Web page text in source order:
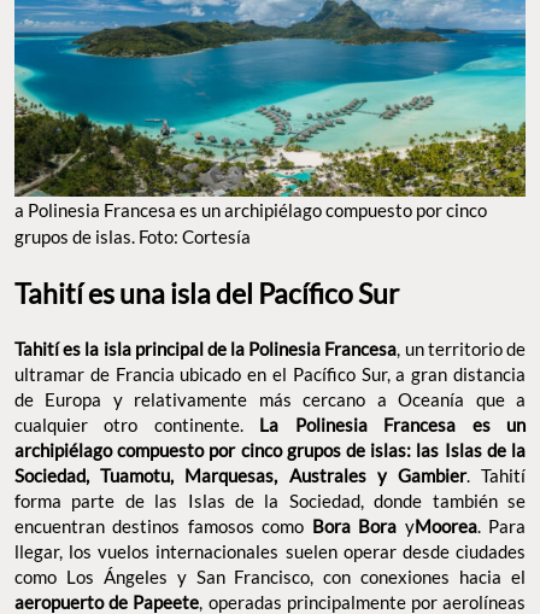
a Polinesia Francesa es un archipiélago compuesto por cinco
grupos de islas. Foto: Cortesía
Tahití es una isla del Pacífico Sur
Tahití es la isla principal de la Polinesia Francesa, un territorio de
ultramar de Francia ubicado en el Pacífico Sur, a gran distancia
de Europa y relativamente más cercano a Oceanía que a
cualquier otro continente. La Polinesia Francesa es un
archipiélago compuesto por cinco grupos de islas: las Islas de la
Sociedad, Tuamotu, Marquesas, Australes y Gambier. Tahití
forma parte de las Islas de la Sociedad, donde también se
encuentran destinos famosos como Bora Bora yMoorea. Para
llegar, los vuelos internacionales suelen operar desde ciudades
como Los Ángeles y San Francisco, con conexiones hacia el
aeropuerto de Papeete, operadas principalmente por aerolíneas